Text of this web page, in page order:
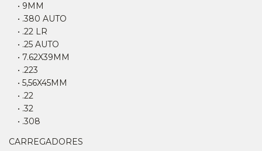
• 9MM
• .380 AUTO
• .22 LR
• .25 AUTO
• 7.62X39MM
• .223
• 5,56X45MM
• .22
• .32
• .308
CARREGADORES